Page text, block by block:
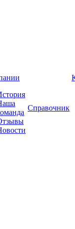
Справочник